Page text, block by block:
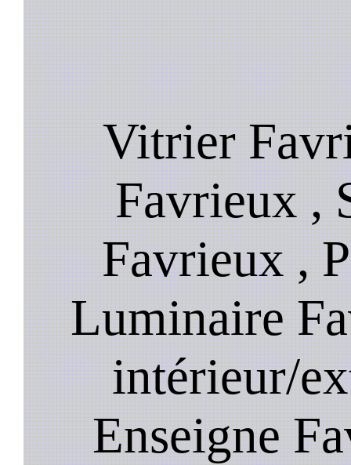
Vitrier
Favrieux ,
Favrieux ,
Luminaire
intérieur/
Enseigne